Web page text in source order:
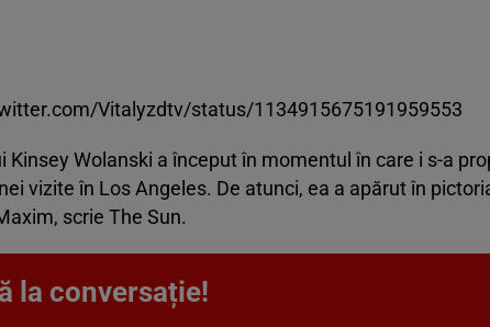
Vitalyzdtv/status/1134915675191959553
Kinsey Wolanski a început în momentul în care i s-a
vizite în Los Angeles. De atunci, ea a apărut în
scrie The Sun.
la conversație!